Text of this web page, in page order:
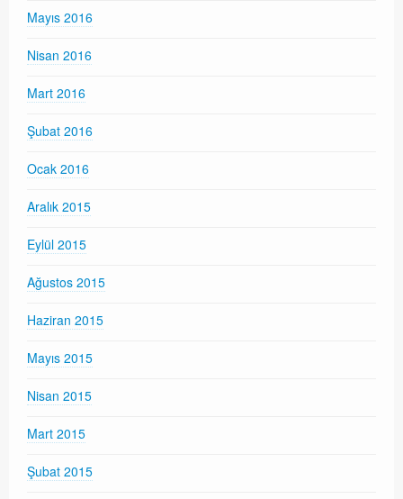
Mayıs 2016
Nisan 2016
Mart 2016
Şubat 2016
Ocak 2016
Aralık 2015
Eylül 2015
Ağustos 2015
Haziran 2015
Mayıs 2015
Nisan 2015
Mart 2015
Şubat 2015